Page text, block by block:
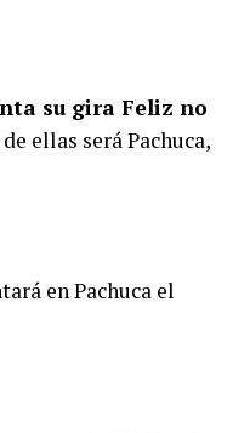
su gira Feliz no
ellas será Pachuca,
en Pachuca el